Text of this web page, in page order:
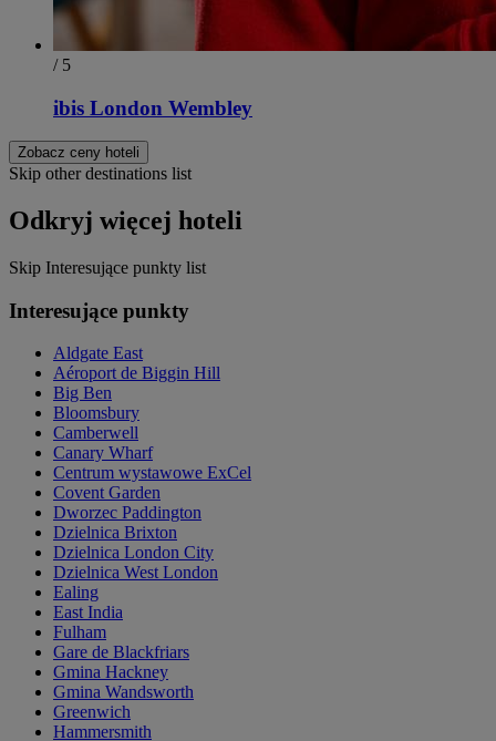
/ 5
ibis London Wembley
Zobacz ceny hoteli
Skip other destinations list
Odkryj więcej hoteli
Skip Interesujące punkty list
Interesujące punkty
Aldgate East
Aéroport de Biggin Hill
Big Ben
Bloomsbury
Camberwell
Canary Wharf
Centrum wystawowe ExCel
Covent Garden
Dworzec Paddington
Dzielnica Brixton
Dzielnica London City
Dzielnica West London
Ealing
East India
Fulham
Gare de Blackfriars
Gmina Hackney
Gmina Wandsworth
Greenwich
Hammersmith